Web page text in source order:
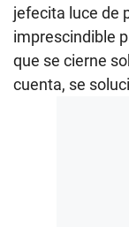
jefecita luce de
imprescindible
que se cierne
cuenta, se